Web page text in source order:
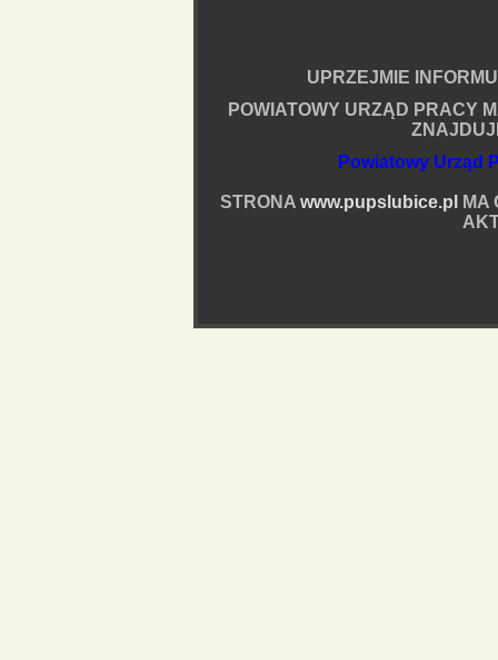
UPRZEJMIE
POWIATOWY URZĄD PRACY
Powiatowy Urząd
STRONA www.pupslubice.pl
MA